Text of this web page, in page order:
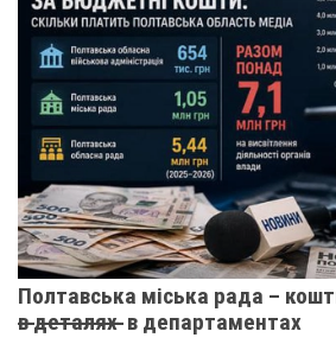
Полтавська міська рада –
в̶ ̶д̶е̶т̶а̶л̶я̶х̶ ̶ в департаментах